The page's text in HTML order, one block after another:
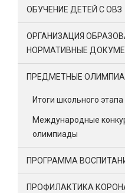
ОБУЧЕНИЕ ДЕТЕЙ С ОВЗ
ОРГАНИЗАЦИЯ
НОРМАТИВНЫЕ
ПРЕДМЕТНЫЕ
Итоги школьного этапа
Международные
олимпиады
ПРОГРАММА
ПРОФИЛАКТИКА